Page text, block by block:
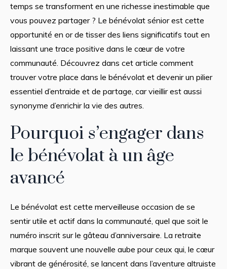
temps se transforment en une richesse inestimable que
vous pouvez partager ? Le bénévolat sénior est cette
opportunité en or de tisser des liens significatifs tout en
laissant une trace positive dans le cœur de votre
communauté. Découvrez dans cet article comment
trouver votre place dans le bénévolat et devenir un pilier
essentiel d’entraide et de partage, car vieillir est aussi
synonyme d’enrichir la vie des autres.
Pourquoi s’engager dans
le bénévolat à un âge
avancé
Le bénévolat est cette merveilleuse occasion de se
sentir utile et actif dans la communauté, quel que soit le
numéro inscrit sur le gâteau d’anniversaire. La retraite
marque souvent une nouvelle aube pour ceux qui, le cœur
vibrant de générosité, se lancent dans l’aventure altruiste